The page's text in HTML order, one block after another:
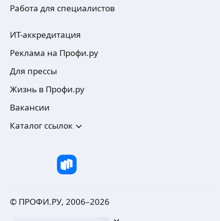
Работа для специалистов
ИТ-аккредитация
Реклама на Профи.ру
Для прессы
Жизнь в Профи.ру
Вакансии
Каталог ссылок
© ПРОФИ.РУ, 2006–2026